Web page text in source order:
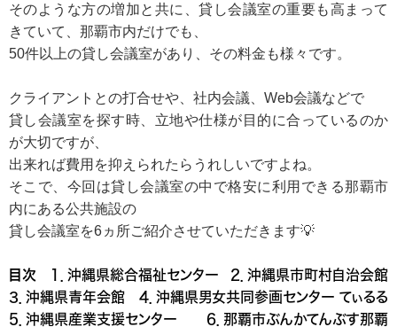
そのような方の増加と共に、貸し会議室の重要も高まって
きていて、那覇市内だけでも、
50件以上の貸し会議室があり、その料金も様々です。
クライアントとの打合せや、社内会議、Web会議などで
貸し会議室を探す時、立地や仕様が目的に合っているのか
が大切ですが、
出来れば費用を抑えられたらうれしいですよね。
そこで、今回は貸し会議室の中で格安に利用できる那覇市
内にある公共施設の
貸し会議室を6ヵ所ご紹介させていただきます💡
目次 １．沖縄県総合福祉センター
2．沖縄県市町村自治会館
3．沖縄県青年会館
4．沖縄県男女共同参画センター てぃるる
5．沖縄県産業支援センター
6．那覇市ぶんかてんぶす那覇